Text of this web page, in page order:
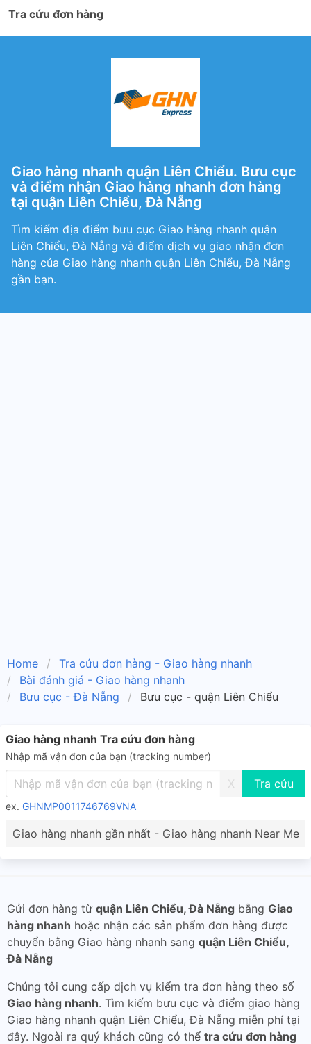
Tra cứu đơn hàng
Giao hàng nhanh quận Liên Chiểu. Bưu cục
và điểm nhận Giao hàng nhanh đơn hàng
tại quận Liên Chiểu, Đà Nẵng
Tìm kiếm địa điểm bưu cục Giao hàng nhanh quận
Liên Chiểu, Đà Nẵng và điểm dịch vụ giao nhận đơn
hàng của Giao hàng nhanh quận Liên Chiểu, Đà Nẵng
gần bạn.
Home
Tra cứu đơn hàng - Giao hàng nhanh
Bài đánh giá - Giao hàng nhanh
Bưu cục - Đà Nẵng
Bưu cục - quận Liên Chiểu
Giao hàng nhanh Tra cứu đơn hàng
Nhập mã vận đơn của bạn (tracking number)
X
ex. GHNMP0011746769VNA
Giao hàng nhanh gần nhất - Giao hàng nhanh Near Me
Gửi đơn hàng từ quận Liên Chiểu, Đà Nẵng bằng Giao
hàng nhanh hoặc nhận các sản phẩm đơn hàng được
chuyển bằng Giao hàng nhanh sang quận Liên Chiểu,
Đà Nẵng
Chúng tôi cung cấp dịch vụ kiểm tra đơn hàng theo số
Giao hàng nhanh. Tìm kiếm bưu cục và điểm giao hàng
Giao hàng nhanh quận Liên Chiểu, Đà Nẵng miễn phí tại
đây. Ngoài ra quý khách cũng có thể tra cứu đơn hàng